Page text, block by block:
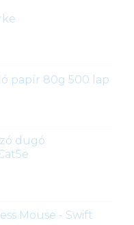
papír 80g 500 lap
dugó
Mouse - Swift